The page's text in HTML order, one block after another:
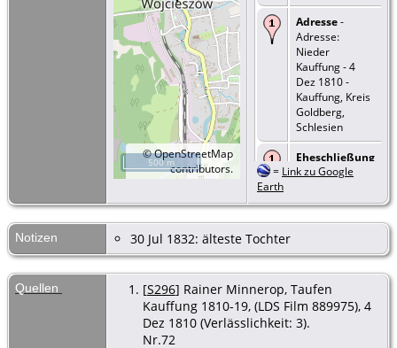
©OpenStreetMap
contributors.
500 m
Adresse-
Adresse:
Nieder
Kauffung - 4
Dez 1810 -
Kauffung, Kreis
Goldberg,
Schlesien
Eheschließung
- Typ: Ehe - 30
Kauffung, Kreis
= Link zu Google
Earth
Notizen 30 Jul 1832: älteste Tochter
Quellen [S296] Rainer Minnerop, Taufen
Kauffung 1810-19, (LDS Film 889975), 4
Dez 1810 (Verlässlichkeit: 3).
Nr.72